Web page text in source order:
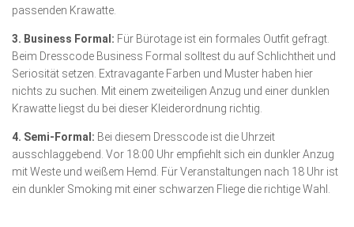
passenden Krawatte.
3. Business Formal: Für Bürotage ist ein formales Outfit gefragt.
Beim Dresscode Business Formal solltest du auf Schlichtheit und
Seriosität setzen. Extravagante Farben und Muster haben hier
nichts zu suchen. Mit einem zweiteiligen Anzug und einer dunklen
Krawatte liegst du bei dieser Kleiderordnung richtig.
4. Semi-Formal: Bei diesem Dresscode ist die Uhrzeit
ausschlaggebend. Vor 18:00 Uhr empfiehlt sich ein dunkler Anzug
mit Weste und weißem Hemd. Für Veranstaltungen nach 18 Uhr ist
ein dunkler Smoking mit einer schwarzen Fliege die richtige Wahl.